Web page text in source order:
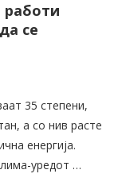
се
35 степени,
а со нив расте
енергија.
уредот …